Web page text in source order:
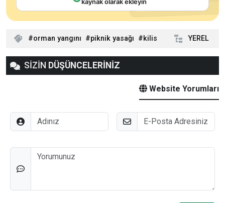
kaynak olarak ekleyin
orman yangını piknik yasağı kilis YEREL
SİZİN DÜŞÜNCELERİNİZ
Website Yorumları
Adınız E-Posta
Düşünceleriniz